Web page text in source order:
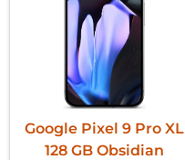
Google Pixel 9 Pro XL
128 GB Obsidian